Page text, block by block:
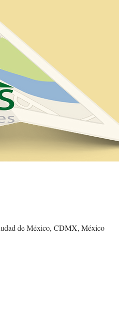
de México, CDMX, México